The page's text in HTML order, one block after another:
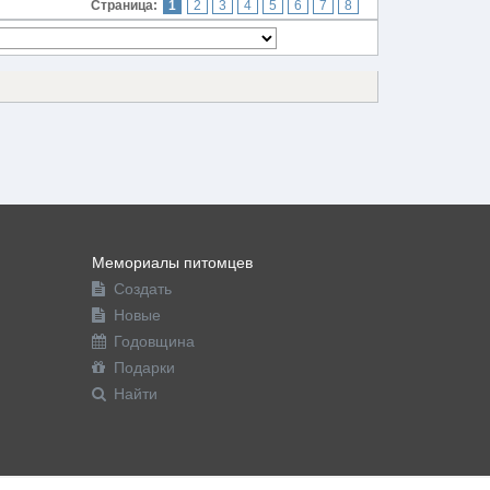
Страница: 1 2 3 4 5 6 7 8
Мемориалы питомцев
Создать
Новые
Годовщина
Подарки
Найти